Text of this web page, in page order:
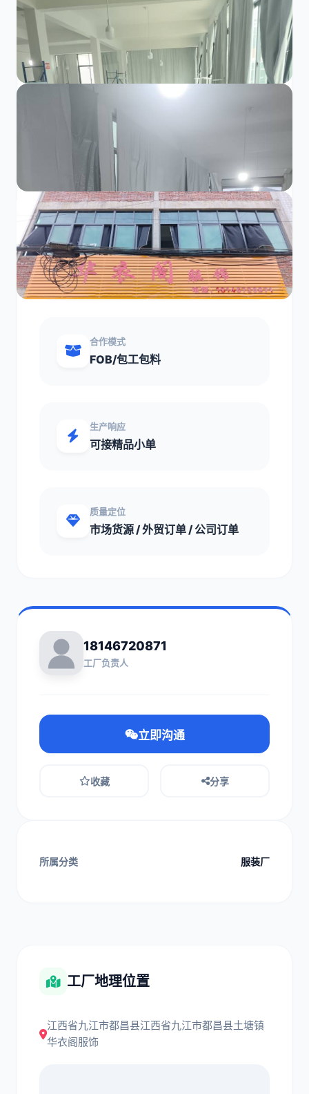
工厂介绍
本厂设备齐全，员工素质高尚，工作积极，一
群活跃的工作伙伴，真心希望录找一个稳定的
客户能长期合作
核心加工优势
业务范围
OEM/代加工
合作模式
FOB/包工包料
生产响应
可接精品小单
质量定位
市场货源 / 外贸订单 / 公司订单
18146720871
工厂负责人
立即沟通
收藏 分享
所属分类 服装厂
工厂地理位置
江西省九江市都昌县江西省九江市都昌县土塘镇
华衣阁服饰